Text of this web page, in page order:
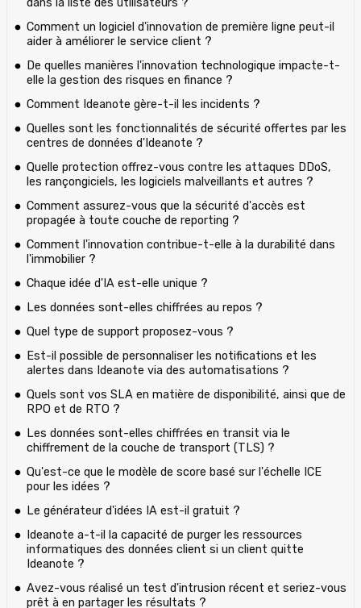
dans la liste des utilisateurs ?
Comment un logiciel d'innovation de première ligne peut-il
aider à améliorer le service client ?
De quelles manières l'innovation technologique impacte-t-
elle la gestion des risques en finance ?
Comment Ideanote gère-t-il les incidents ?
Quelles sont les fonctionnalités de sécurité offertes par les
centres de données d'Ideanote ?
Quelle protection offrez-vous contre les attaques DDoS,
les rançongiciels, les logiciels malveillants et autres ?
Comment assurez-vous que la sécurité d'accès est
propagée à toute couche de reporting ?
Comment l'innovation contribue-t-elle à la durabilité dans
l'immobilier ?
Chaque idée d'IA est-elle unique ?
Les données sont-elles chiffrées au repos ?
Quel type de support proposez-vous ?
Est-il possible de personnaliser les notifications et les
alertes dans Ideanote via des automatisations ?
Quels sont vos SLA en matière de disponibilité, ainsi que de
RPO et de RTO ?
Les données sont-elles chiffrées en transit via le
chiffrement de la couche de transport (TLS) ?
Qu'est-ce que le modèle de score basé sur l'échelle ICE
pour les idées ?
Le générateur d'idées IA est-il gratuit ?
Ideanote a-t-il la capacité de purger les ressources
informatiques des données client si un client quitte
Ideanote ?
Avez-vous réalisé un test d'intrusion récent et seriez-vous
prêt à en partager les résultats ?